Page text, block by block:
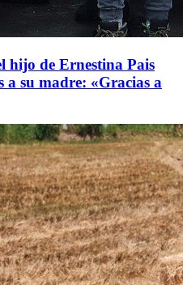
hijo de Ernestina Pais
a su madre: «Gracias a